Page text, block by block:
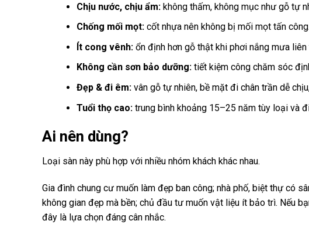
Chịu nước, chịu ẩm:không thấm, không mục như gỗ tự
Chống mối mọt:cốt nhựa nên không bị mối mọt tấn công.
Ít cong vênh:ổn định hơn gỗ thật khi phơi nắng mưa liên
Không cần sơn bảo dưỡng:tiết kiệm công chăm sóc
Đẹp & đi êm:vân gỗ tự nhiên, bề mặt đi chân trần dễ
Tuổi thọ cao:trung bình khoảng 15–25 năm tùy loại và
Ai nên dùng?
Loại sàn này phù hợp với nhiều nhóm khách khác nhau.
Gia đình chung cư muốn làm đẹp ban công; nhà phố, biệt thự có
không gian đẹp mà bền; chủ đầu tư muốn vật liệu ít bảo trì. Nếu
đây là lựa chọn đáng cân nhắc.